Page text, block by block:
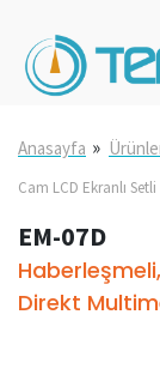
Anasayfa »
Cam LCD Ekranlı
EM-07D
Direkt